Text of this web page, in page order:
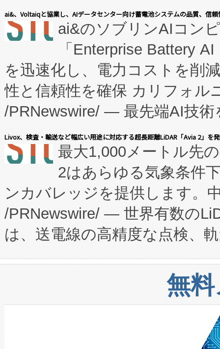
表しました。 同社の実績ある
manufacturing™ (FCCM™) プ
たNeXは、バイオ医薬品製造
従来のフェッドバッチ施設の
に、患者やサプライチェーン
キー方式で拡張性が高く、持
す。FCCM‑を活用した現地生
患者にとっての費用負担を大
のアクセスを大幅に拡大する
Fully-Connected Continuous
プログラムには、施設設計・
に関する技術移転および知的
構造化トレーニングカリキュ
上げおよび商用化段階におけ
設備整備および立ち上げ調整
加組織は、Enzeneのバイオ
選定された製品について、自
ai&、Voltaiqと協業し、AIデータセンター向け蓄電池システムの品質、信
ai&のソブリンAIコン
「Enterprise Battery
を迅速化し、電力コストを削
性と信頼性を確保 カリフォル
/PRNewswire/ — 最先端AI技術
会社エーアイ・アンド：本社
President原信平）と、エンタ
ードするVoltaiqは、日本にあ
ーエネルギー貯蔵システム（
た。 Voltaiq独自のAI搭載プラ
定、統合、導入、運用に至る
安全性を追跡し、確保する事
増加しているデータセンター
る電力網に大きな負担をかけ
事業者の負担軽減という課題
系統連系を迅速にし、ピーク
Livox、検査・輸送など幅広い用途に対応する超長距離LiDAR「Avia 2」を
最大1,000メートル先
2はあらゆる気象条件
ンカバレッジを提供します。
/PRNewswire/ — 世界有数の
は、送電線の高精度な点検、
や穀物倉庫におけるバルク材
リューション「Avia 2」を発
したAvia 2は、1,000メート
狭視野のFOVを切り替えるこ
ケーブル、枝などの細かな対
無